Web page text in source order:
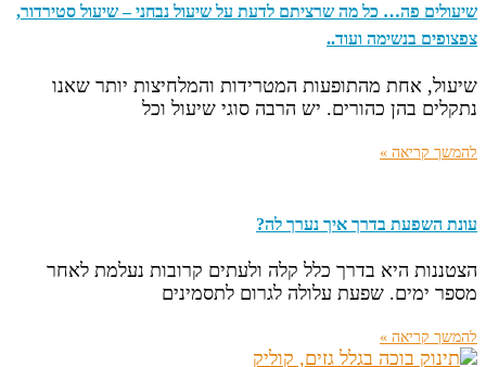
שיעולים פה… כל מה שרציתם לדעת על שיעול נבחני – שיעול סטירדור,
צפצופים בנשימה ועוד..
שיעול, אחת מהתופעות המטרידות והמלחיצות יותר שאנו
נתקלים בהן כהורים. יש הרבה סוגי שיעול וכל
להמשך קריאה »
עונת השפעת בדרך איך נערך לה?
הצטננות היא בדרך כלל קלה ולעתים קרובות נעלמת לאחר
מספר ימים. שפעת עלולה לגרום לתסמינים
להמשך קריאה »